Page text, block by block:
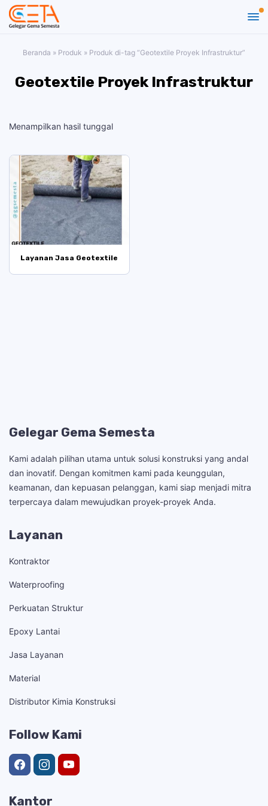
Beranda » Produk » Produk di-tag “Geotextile Proyek Infrastruktur”
Geotextile Proyek Infrastruktur
Menampilkan hasil tunggal
Layanan Jasa Geotextile
Gelegar Gema Semesta
Kami adalah pilihan utama untuk solusi konstruksi yang andal
dan inovatif. Dengan komitmen kami pada keunggulan,
keamanan, dan kepuasan pelanggan, kami siap menjadi mitra
terpercaya dalam mewujudkan proyek-proyek Anda.
Layanan
Kontraktor
Waterproofing
Perkuatan Struktur
Epoxy Lantai
Jasa Layanan
Material
Distributor Kimia Konstruksi
Follow Kami
Kantor